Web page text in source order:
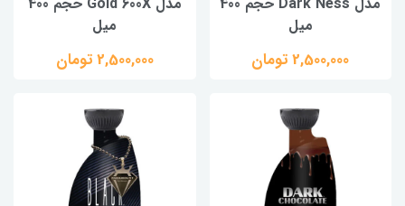
میل
2,500,000 تومان
میل
2,500,000 تومان